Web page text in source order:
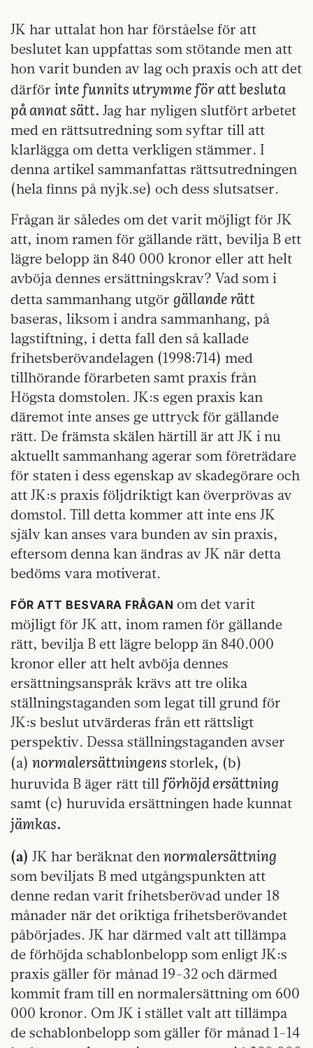
JK har uttalat hon har förståelse för att
beslutet kan uppfattas som stötande men att
hon varit bunden av lag och praxis och att det
därför inte funnits utrymme för att besluta
på annat sätt. Jag har nyligen slutfört arbetet
med en rättsutredning som syftar till att
klarlägga om detta verkligen stämmer. I
denna artikel sammanfattas rättsutredningen
(hela finns på nyjk.se) och dess slutsatser.
Frågan är således om det varit möjligt för JK
att, inom ramen för gällande rätt, bevilja B ett
lägre belopp än 840 000 kronor eller att helt
avböja dennes ersättningskrav? Vad som i
detta sammanhang utgör gällande rätt
baseras, liksom i andra sammanhang, på
lagstiftning, i detta fall den så kallade
frihetsberövandelagen (1998:714) med
tillhörande förarbeten samt praxis från
Högsta domstolen. JK:s egen praxis kan
däremot inte anses ge uttryck för gällande
rätt. De främsta skälen härtill är att JK i nu
aktuellt sammanhang agerar som företrädare
för staten i dess egenskap av skadegörare och
att JK:s praxis följdriktigt kan överprövas av
domstol. Till detta kommer att inte ens JK
själv kan anses vara bunden av sin praxis,
eftersom denna kan ändras av JK när detta
bedöms vara motiverat.
FÖR ATT BESVARA FRÅGAN om det varit
möjligt för JK att, inom ramen för gällande
rätt, bevilja B ett lägre belopp än 840.000
kronor eller att helt avböja dennes
ersättningsanspråk krävs att tre olika
ställningstaganden som legat till grund för
JK:s beslut utvärderas från ett rättsligt
perspektiv. Dessa ställningstaganden avser
(a) normalersättningens storlek, (b)
huruvida B äger rätt till förhöjd ersättning
samt (c) huruvida ersättningen hade kunnat
jämkas.
(a) JK har beräknat dennormalersättning
som beviljats B med utgångspunkten att
denne redan varit frihetsberövad under 18
månader när det oriktiga frihetsberövandet
påbörjades. JK har därmed valt att tillämpa
de förhöjda schablonbelopp som enligt JK:s
praxis gäller för månad 19-32 och därmed
kommit fram till en normalersättning om 600
000 kronor. Om JK i stället valt att tillämpa
de schablonbelopp som gäller för månad 1-14